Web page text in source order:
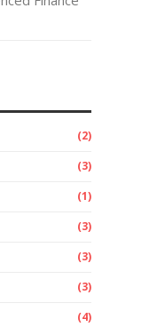
(2)
(3)
(1)
(3)
(3)
(3)
(4)